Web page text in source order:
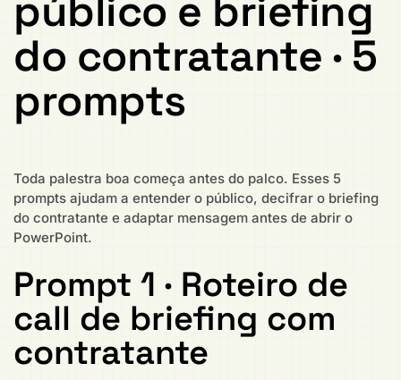
público e briefing
do contratante · 5
prompts
Toda palestra boa começa antes do palco. Esses 5
prompts ajudam a entender o público, decifrar o briefing
do contratante e adaptar mensagem antes de abrir o
PowerPoint.
Prompt 1 · Roteiro de
call de briefing com
contratante